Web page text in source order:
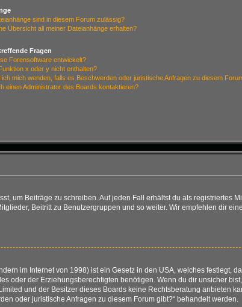
sind in diesem Forum zulässig?
Übersicht all meiner Dateianhänge erhalten?
Fragen
Forensoftware entwickelt?
x oder y nicht enthalten?
ich mich wenden, falls es Beschwerden oder juristische Anfragen zu diesem
einen Administrator des Boards kontaktieren?
um Beiträge zu schreiben. Auf jeden Fall erhältst du als registriertes
Beitritt zu Benutzergruppen und so weiter. Wir empfehlen dir
im Internet von 1998) ist ein Gesetz in den USA, welches festlegt,
oder der Erziehungsberechtigten benötigen. Wenn du dir unsicher
und der Besitzer dieses Boards keine Rechtsberatung anbieten
oder juristische Anfragen zu diesem Forum gibt?“ behandelt werden.